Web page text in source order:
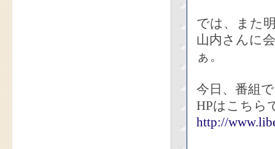
では、また
山内さんに
ぁ。
今日、番組
HPはこちら
http://